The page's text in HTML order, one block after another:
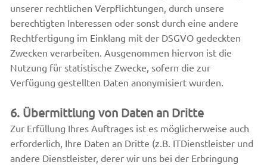
unserer rechtlichen Verpflichtungen, durch unsere
berechtigten Interessen oder sonst durch eine andere
Rechtfertigung im Einklang mit der DSGVO gedeckten
Zwecken verarbeiten. Ausgenommen hiervon ist die
Nutzung für statistische Zwecke, sofern die zur
Verfügung gestellten Daten anonymisiert wurden.
6. Übermittlung von Daten an Dritte
Zur Erfüllung Ihres Auftrages ist es möglicherweise auch
erforderlich, Ihre Daten an Dritte (z.B. ITDienstleister und
andere Dienstleister, derer wir uns bei der Erbringung